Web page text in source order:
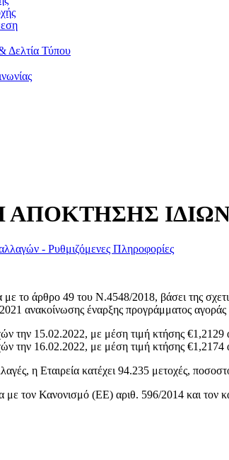
Δελτία Τύπου
ΑΠΟΚΤΗΣΗΣ
- Ρυθμιζόμενες Πληροφορίες
άρθρο 49 του Ν.4548/2018, βάσει της
ανακοίνωσης έναρξης προγράμματος
την 15.02.2022, με μέση τιμή κτήσης €1,2129
την 16.02.2022, με μέση τιμή κτήσης €1,2174
η Εταιρεία κατέχει 94.235 μετοχές,
τον Κανονισμό (ΕΕ) αριθ. 596/2014 και τον